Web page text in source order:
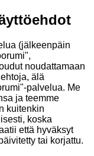
(jälkeenpäin
noudattamaan
älä
palvelua. Me
ja teemme
kuitenkin
koska
että hyväksyt
tai korjattu.